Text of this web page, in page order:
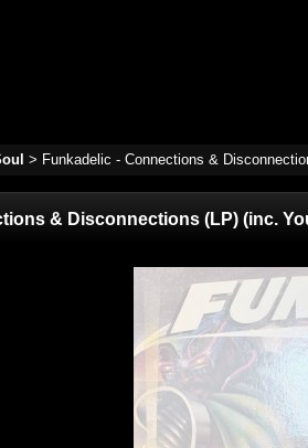
> Funkadelic - Connections &
& Disconnections (LP) (inc.